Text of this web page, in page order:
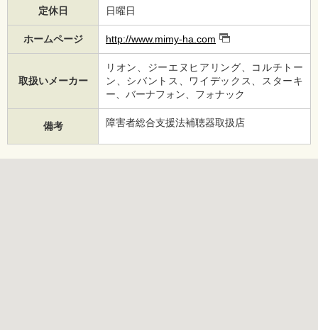
定休日 日曜日
ホームページ http://www.mimy-ha.com
取扱いメーカー
リオン、ジーエヌヒアリング、コルチトー
ン、シバントス、ワイデックス、スターキ
ー、バーナフォン、フォナック
備考 障害者総合支援法補聴器取扱店